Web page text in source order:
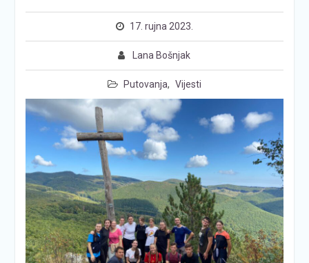
17. rujna 2023.
Lana Bošnjak
Putovanja, Vijesti